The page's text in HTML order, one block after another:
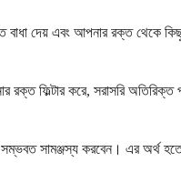
বাধা দেয় এবং আপনার রক্ত ​​থেকে
​​ফিল্টার করে, সরাসরি অতিরিক্ত
সামঞ্জস্য করবেন। এর অর্থ